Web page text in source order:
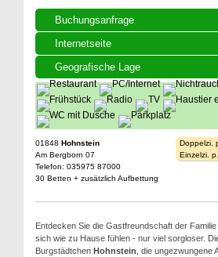
Buchungsanfrage
Internetseite
Geografische Lage
01848 Hohnstein
Am Bergborn 07
Telefon: 035975 87000
30 Betten + zusätzlich Aufbettung
Doppelzi.
Einzelzi.
Entdecken Sie die Gastfreundschaft der
sich wie zu Hause fühlen - nur viel sorgloser.
Burgstädtchen Hohnstein , die ungezwungene